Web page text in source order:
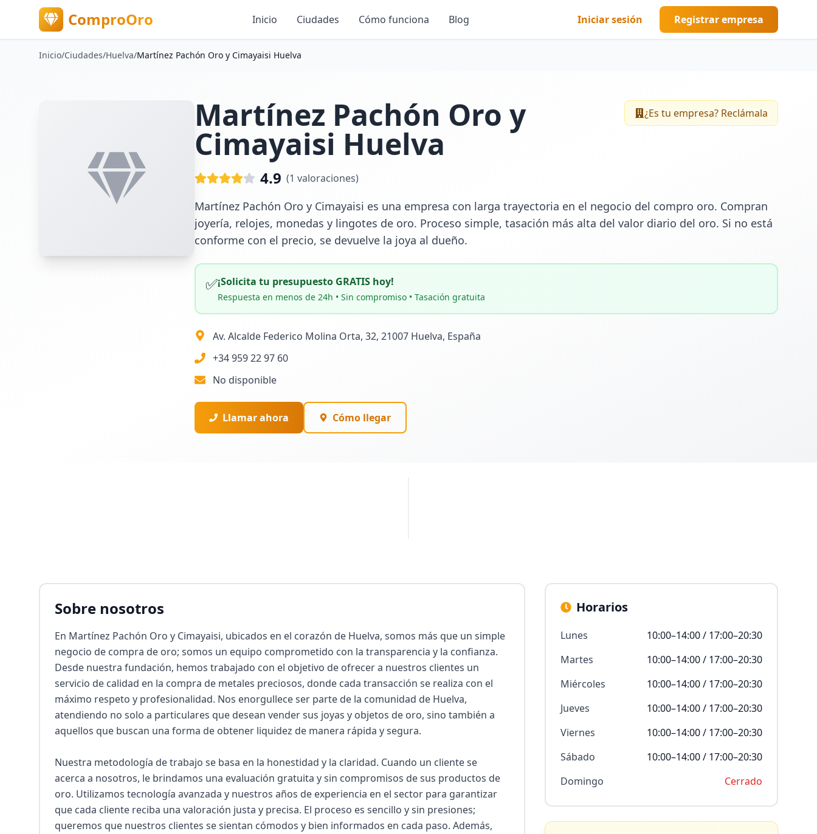
ComproOro Inicio Ciudades Cómo funciona Blog Iniciar sesión Registrar empresa
Inicio/Ciudades/Huelva/Martínez Pachón Oro y Cimayaisi Huelva
Martínez Pachón Oro y
Cimayaisi Huelva
¿Es tu empresa? Reclámala
4.9 (1 valoraciones)
Martínez Pachón Oro y Cimayaisi es una empresa con larga trayectoria en el negocio del compro oro. Compran
joyería, relojes, monedas y lingotes de oro. Proceso simple, tasación más alta del valor diario del oro. Si no está
conforme con el precio, se devuelve la joya al dueño.
✅¡Solicita tu presupuesto GRATIS hoy!
Respuesta en menos de 24h • Sin compromiso • Tasación gratuita
Av. Alcalde Federico Molina Orta, 32, 21007 Huelva, España
+34 959 22 97 60
No disponible
Llamar ahora Cómo llegar
Sobre nosotros
En Martínez Pachón Oro y Cimayaisi, ubicados en el corazón de Huelva, somos más que un simple
negocio de compra de oro; somos un equipo comprometido con la transparencia y la confianza.
Desde nuestra fundación, hemos trabajado con el objetivo de ofrecer a nuestros clientes un
servicio de calidad en la compra de metales preciosos, donde cada transacción se realiza con el
máximo respeto y profesionalidad. Nos enorgullece ser parte de la comunidad de Huelva,
atendiendo no solo a particulares que desean vender sus joyas y objetos de oro, sino también a
aquellos que buscan una forma de obtener liquidez de manera rápida y segura.
Nuestra metodología de trabajo se basa en la honestidad y la claridad. Cuando un cliente se
acerca a nosotros, le brindamos una evaluación gratuita y sin compromisos de sus productos de
oro. Utilizamos tecnología avanzada y nuestros años de experiencia en el sector para garantizar
que cada cliente reciba una valoración justa y precisa. El proceso es sencillo y sin presiones;
queremos que nuestros clientes se sientan cómodos y bien informados en cada paso. Además,
Horarios
Lunes
10:00–14:00 / 17:00–20:30
Martes
10:00–14:00 / 17:00–20:30
Miércoles
10:00–14:00 / 17:00–20:30
Jueves
10:00–14:00 / 17:00–20:30
Viernes
10:00–14:00 / 17:00–20:30
Sábado
10:00–14:00 / 17:00–20:30
Domingo
Cerrado